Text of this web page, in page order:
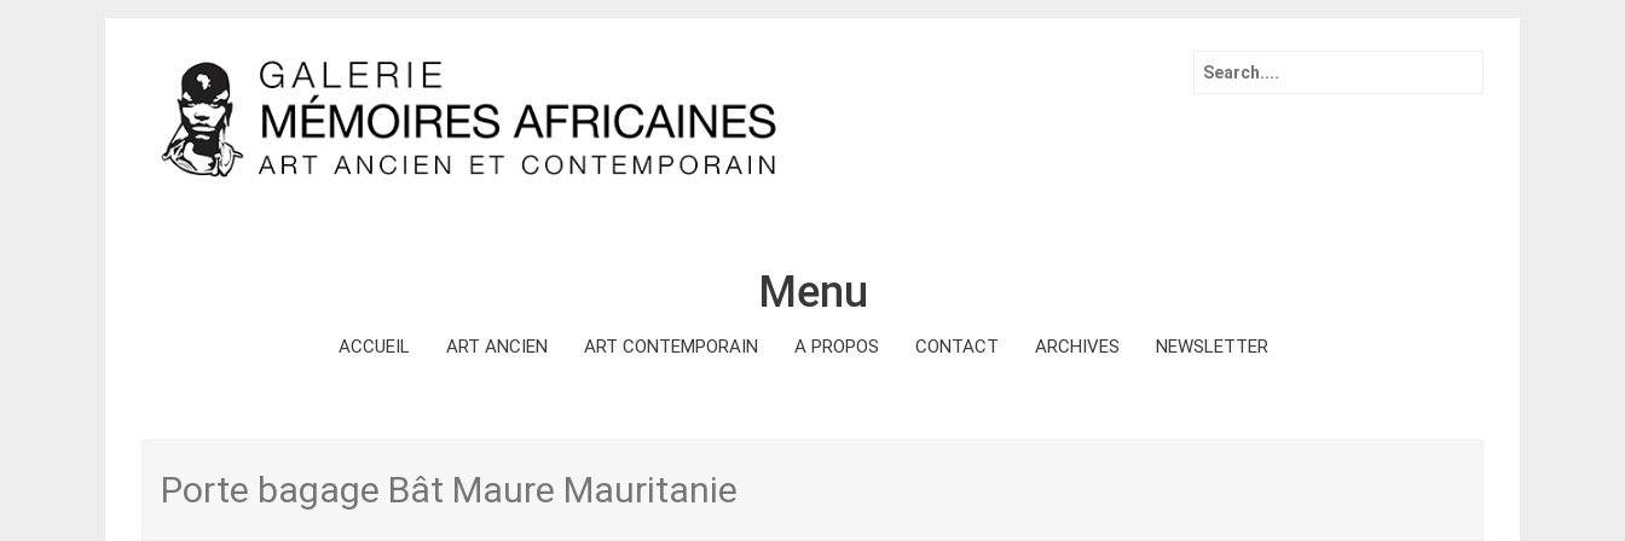
Search
Menu
ACCUEIL ART ANCIEN ART CONTEMPORAIN A PROPOS CONTACT ARCHIVES NEWSLETTER
Porte bagage Bât Maure Mauritanie